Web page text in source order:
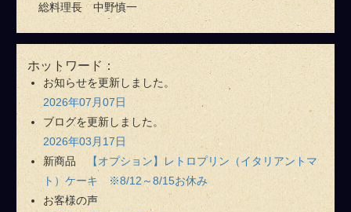
総料理長 中野慎一
ホットワード：
お知らせを更新しました。
2026年07月07日
ブログを更新しました。
2026年03月17日
新商品
【オプション】レトロプリン（イタリアントマ
ト）ケーキ ※8/12～8/15お休み
お客様の声